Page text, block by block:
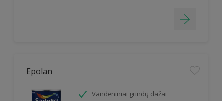
Epolan
Vandeniniai grindų dažai